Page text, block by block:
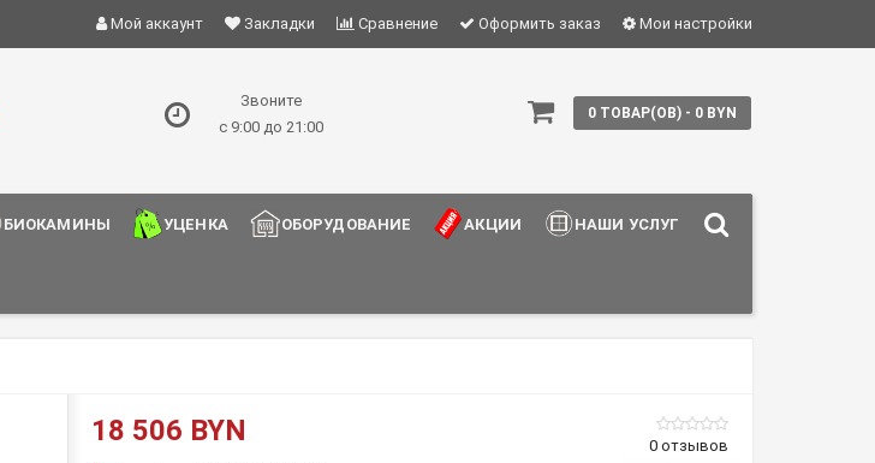
Мой аккаунт Закладки Сравнение Оформить заказ Мои настройки
Звоните
с 9:00 до 21:00
0 ТОВАР(ОВ) - 0 BYN
БИОКАМИНЫ УЦЕНКА ОБОРУДОВАНИЕ АКЦИИ НАШИ УСЛУГИ
0 отзывов
18 506 BYN